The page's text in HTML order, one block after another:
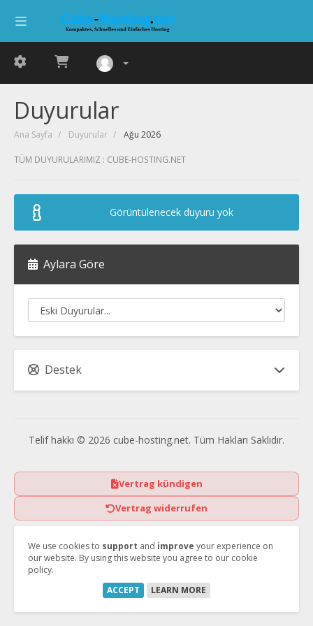
Duyurular
Ana Sayfa Duyurular Ağu 2026
TÜM DUYURULARIMIZ : CUBE-HOSTING.NET
Görüntülenecek duyuru yok
Aylara Göre
Destek
Telif hakkı © 2026 cube-hosting.net. Tüm Hakları Saklıdır.
Vertrag kündigen
Vertrag widerrufen
We use cookies to support and improve your experience on
our website. By using this website you agree to our cookie
policy.
ACCEPT
LEARN MORE